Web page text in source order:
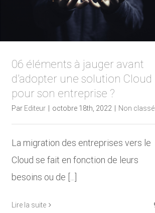
06 éléments à jauger avant
d’adopter une solution Cloud
pour son entreprise ?
Par Editeur octobre 18th, 2022 Non classé
La migration des entreprises vers le
Cloud se fait en fonction de leurs
besoins ou de [...]
Lire la suite